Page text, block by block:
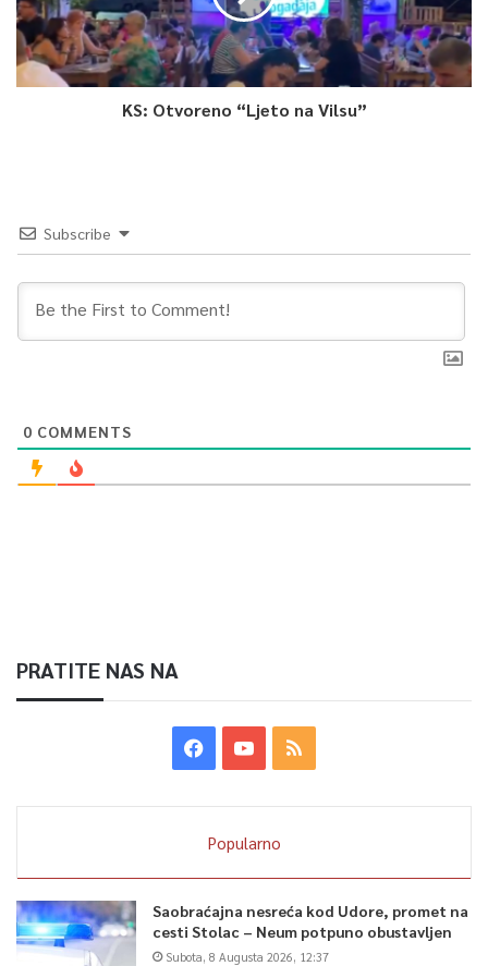
KS: Otvoreno “Ljeto na Vilsu”
Subscribe
0 COMMENTS
PRATITE NAS NA
Popularno
Saobraćajna nesreća kod Udore, promet na
cesti Stolac – Neum potpuno obustavljen
Subota, 8 Augusta 2026, 12:37